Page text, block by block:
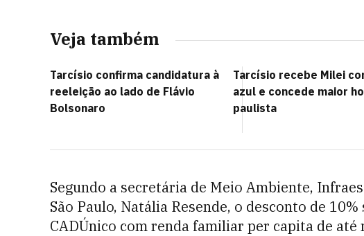
Veja também
Tarcísio confirma candidatura à
reeleição ao lado de Flávio
Bolsonaro
Tarcísio recebe Milei
azul e concede maior
paulista
Segundo a secretária de Meio Ambiente,
São Paulo, Natália Resende, o desconto de
CADÚnico com renda familiar per capita de